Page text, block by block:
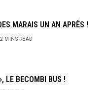
MARAIS UN AN APRÈS !
2 MINS READ
LE BECOMBI BUS !